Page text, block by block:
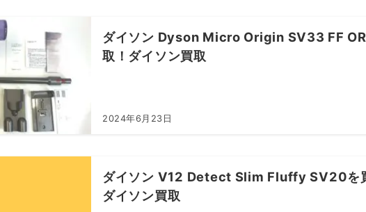
ダイソン Dyson Micro Origin SV33 FF
取！ダイソン買取
2024年6月23日
ダイソン V12 Detect Slim Fluffy SV20を
ダイソン買取